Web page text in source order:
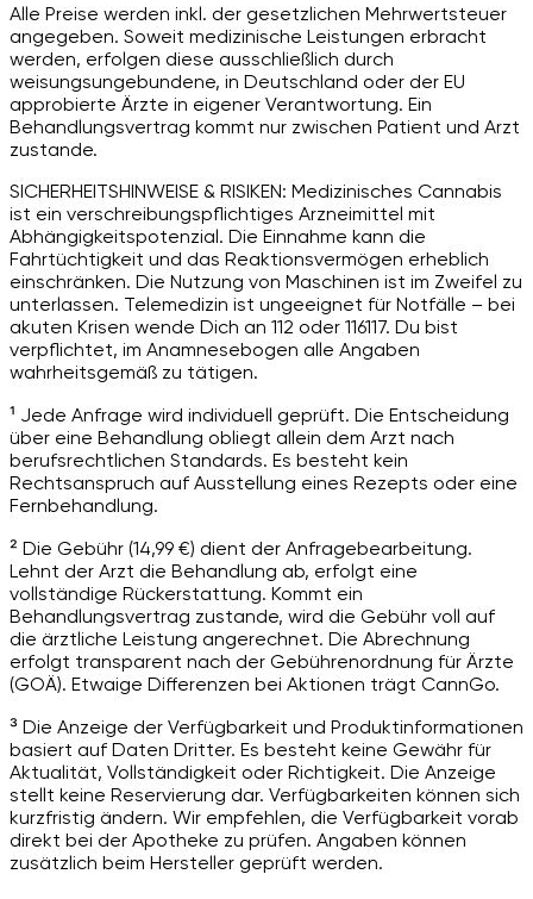
Alle Preise werden inkl. der gesetzlichen Mehrwertsteuer
angegeben. Soweit medizinische Leistungen erbracht
werden, erfolgen diese ausschließlich durch
weisungsungebundene, in Deutschland oder der EU
approbierte Ärzte in eigener Verantwortung. Ein
Behandlungsvertrag kommt nur zwischen Patient und Arzt
zustande.
SICHERHEITSHINWEISE & RISIKEN: Medizinisches Cannabis
ist ein verschreibungspflichtiges Arzneimittel mit
Abhängigkeitspotenzial. Die Einnahme kann die
Fahrtüchtigkeit und das Reaktionsvermögen erheblich
einschränken. Die Nutzung von Maschinen ist im Zweifel zu
unterlassen. Telemedizin ist ungeeignet für Notfälle – bei
akuten Krisen wende Dich an 112 oder 116117. Du bist
verpflichtet, im Anamnesebogen alle Angaben
wahrheitsgemäß zu tätigen.
¹ Jede Anfrage wird individuell geprüft. Die Entscheidung
über eine Behandlung obliegt allein dem Arzt nach
berufsrechtlichen Standards. Es besteht kein
Rechtsanspruch auf Ausstellung eines Rezepts oder eine
Fernbehandlung.
² Die Gebühr (14,99 €) dient der Anfragebearbeitung.
Lehnt der Arzt die Behandlung ab, erfolgt eine
vollständige Rückerstattung. Kommt ein
Behandlungsvertrag zustande, wird die Gebühr voll auf
die ärztliche Leistung angerechnet. Die Abrechnung
erfolgt transparent nach der Gebührenordnung für Ärzte
(GOÄ). Etwaige Differenzen bei Aktionen trägt CannGo.
³ Die Anzeige der Verfügbarkeit und Produktinformationen
basiert auf Daten Dritter. Es besteht keine Gewähr für
Aktualität, Vollständigkeit oder Richtigkeit. Die Anzeige
stellt keine Reservierung dar. Verfügbarkeiten können sich
kurzfristig ändern. Wir empfehlen, die Verfügbarkeit vorab
direkt bei der Apotheke zu prüfen. Angaben können
zusätzlich beim Hersteller geprüft werden.